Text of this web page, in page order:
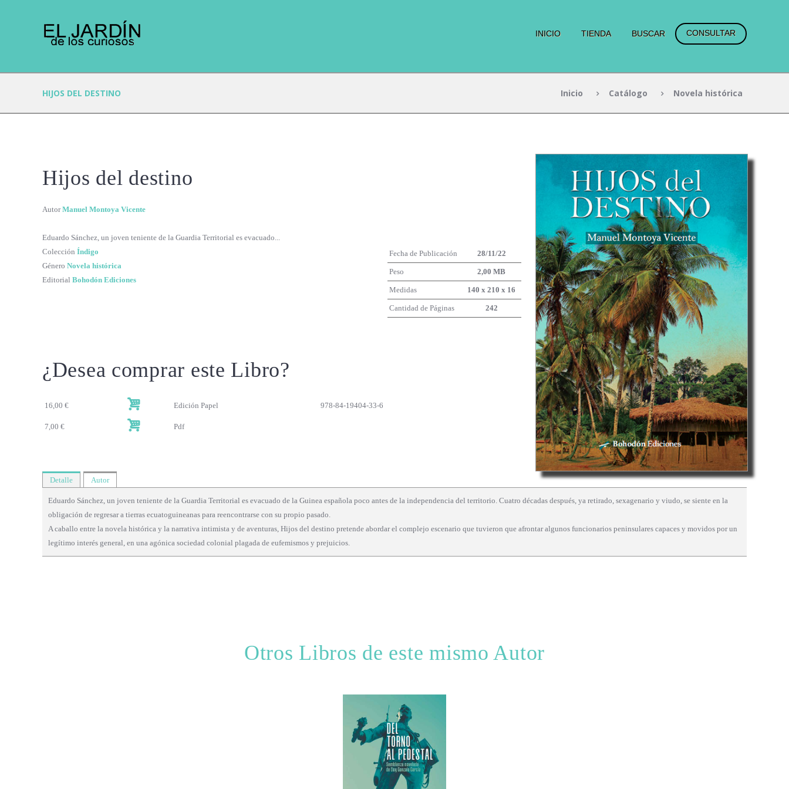
INICIO TIENDA BUSCAR CONSULTAR
HIJOS DEL DESTINO Inicio Catálogo Novela histórica
Hijos del destino
AutorManuel Montoya Vicente
Eduardo Sánchez, un joven teniente de la Guardia Territorial es evacuado...
Colección Índigo
Género Novela histórica
Editorial Bohodón Ediciones
Fecha de Publicación 28/11/22
Peso 2,00 MB
Medidas 140 x 210 x 16
Cantidad de Páginas 242
¿Desea comprar este Libro?
16,00 € Edición Papel 978-84-19404-33-6
7,00 € Pdf
Detalle Autor
Eduardo Sánchez, un joven teniente de la Guardia Territorial es evacuado de la Guinea española poco antes de la independencia del territorio. Cuatro décadas después, ya retirado, sexagenario y viudo, se siente en la
obligación de regresar a tierras ecuatoguineanas para reencontrarse con su propio pasado.
A caballo entre la novela histórica y la narrativa intimista y de aventuras, Hijos del destino pretende abordar el complejo escenario que tuvieron que afrontar algunos funcionarios peninsulares capaces y movidos por un
legítimo interés general, en una agónica sociedad colonial plagada de eufemismos y prejuicios.
Otros Libros de este mismo Autor